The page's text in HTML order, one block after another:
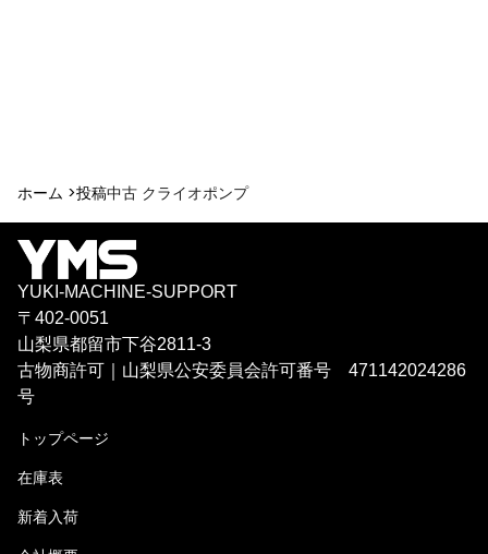
ホーム >投稿中古 クライオポンプ
YUKI-MACHINE-SUPPORT
〒402-0051
山梨県都留市下谷2811-3
古物商許可｜山梨県公安委員会許可番号 471142024286
号
トップページ
在庫表
新着入荷